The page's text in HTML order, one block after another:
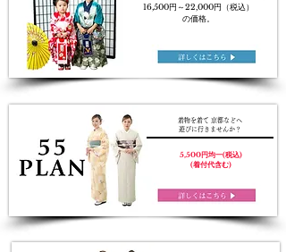
16,500円～22,000円（税込）
の価格。
着物を着て 京都などへ
遊びに行きませんか？
5,500円均一(税込)
(着付代含む)